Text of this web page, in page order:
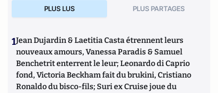
PLUS LUS PLUS PARTAGES
1Jean Dujardin & Laetitia Casta étrennent leurs
nouveaux amours, Vanessa Paradis & Samuel
Benchetrit enterrent le leur; Leonardo di Caprio
fond, Victoria Beckham fait du brukini, Cristiano
Ronaldo du bisco-fils; Suri ex Cruise joue du